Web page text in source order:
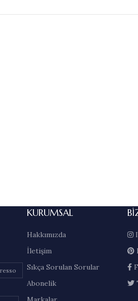
KURUMSAL
Hakkımızda
İletişim
Sıkça Sorulan Sorular
Abonelik